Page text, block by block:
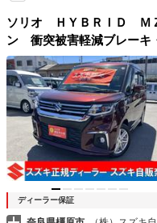
ソリオ ＨＹＢＲＩＤ Ｍ
ン 衝突被害軽減ブレーキ
スライドドア・ＥＴＣ・前
ントロール・ステアリング
シートヒーター・ＬＥＤヘ
ディーラー保証